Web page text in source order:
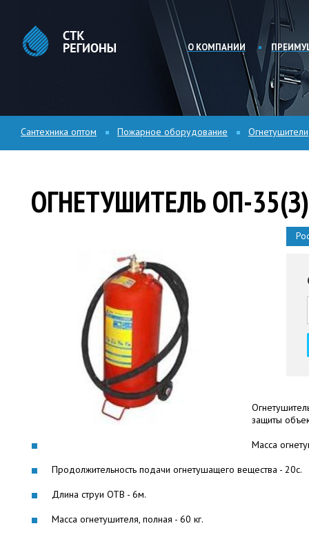
О КОМПАНИИ
Сантехника оптом Пожарное оборудование Огнетушители
ОГНЕТУШИТЕЛЬ ОП-35(З)
защиты
Масса
Продолжительность подачи огнетушащего вещества - 20с.
Длина струи ОТВ - 6м.
Масса огнетушителя, полная - 60 кг.